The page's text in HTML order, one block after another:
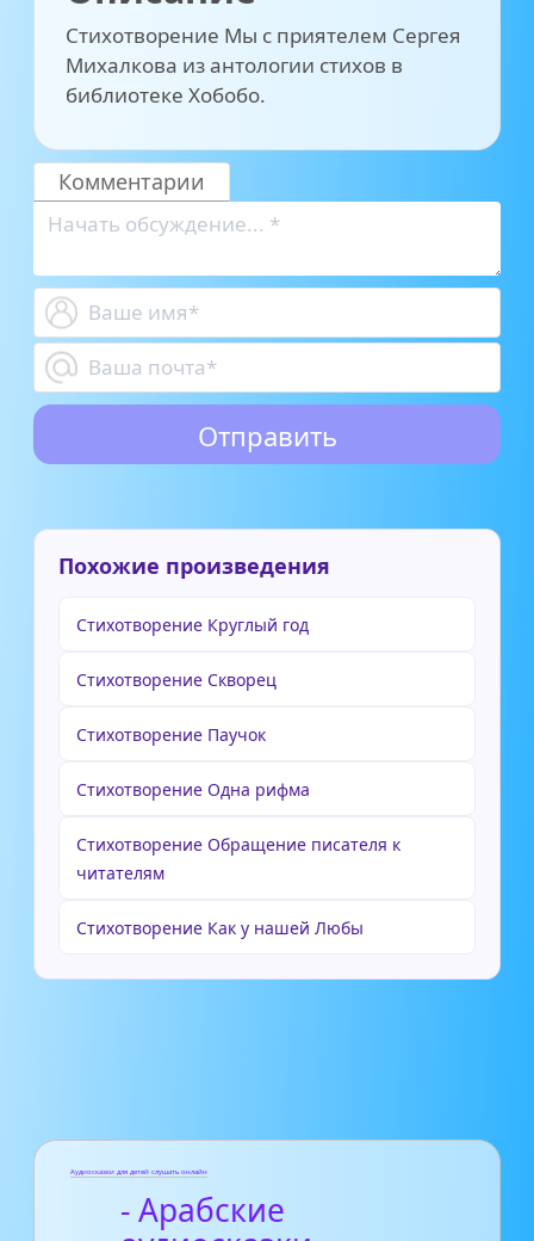
Стихотворение Мы с приятелем Сергея
Михалкова из антологии стихов в
библиотеке Хобобо.
Комментарии
Похожие произведения
Стихотворение Круглый год
Стихотворение Скворец
Стихотворение Паучок
Стихотворение Одна рифма
Стихотворение Обращение писателя к
читателям
Стихотворение Как у нашей Любы
Аудиосказки для детей слушать онлайн
- Арабские